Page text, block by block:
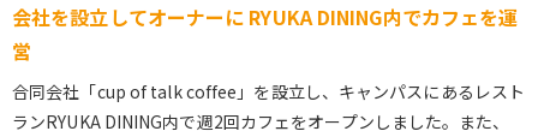
会社を設立してオーナーに RYUKA DINING内でカフェを運
営
合同会社「cup of talk coffee」を設立し、キャンパスにあるレスト
ランRYUKA DINING内で週2回カフェをオープンしました。また、